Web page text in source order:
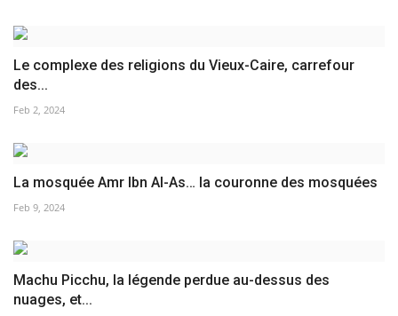
Le complexe des religions du Vieux-Caire, carrefour
des...
Feb 2, 2024
La mosquée Amr Ibn Al-As… la couronne des mosquées
Feb 9, 2024
Machu Picchu, la légende perdue au-dessus des
nuages, et...